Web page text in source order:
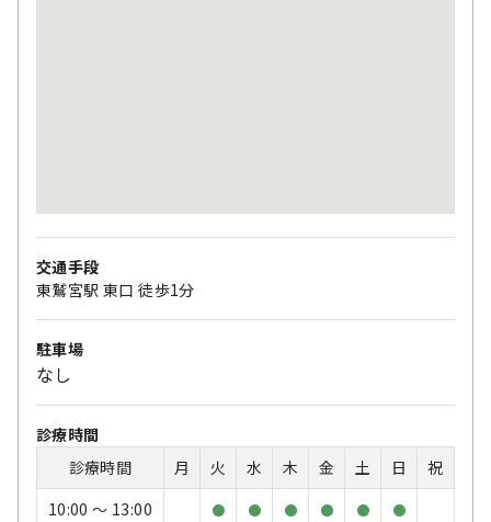
交通手段
東鷲宮駅 東口 徒歩1分
駐車場
なし
診療時間
診療時間
月 火 水 木 金 土 日
祝
10:00 〜 13:00
● ● ● ● ● ●